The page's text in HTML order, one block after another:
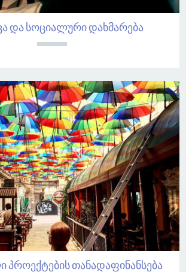
და სოციალური დახმარება
თანადაფინანსება